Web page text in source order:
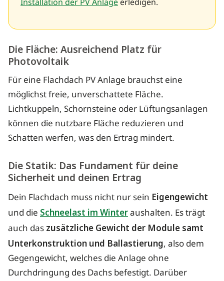
Installation der PV Anlage erledigen.
Die Fläche: Ausreichend Platz für
Photovoltaik
Für eine Flachdach PV Anlage brauchst eine
möglichst freie, unverschattete Fläche.
Lichtkuppeln, Schornsteine oder Lüftungsanlagen
können die nutzbare Fläche reduzieren und
Schatten werfen, was den Ertrag mindert.
Die Statik: Das Fundament für deine
Sicherheit und deinen Ertrag
Dein Flachdach muss nicht nur sein Eigengewicht
und die Schneelast im Winteraushalten. Es trägt
auch das zusätzliche Gewicht der Module samt
Unterkonstruktion und Ballastierung, also dem
Gegengewicht, welches die Anlage ohne
Durchdringung des Dachs befestigt. Darüber